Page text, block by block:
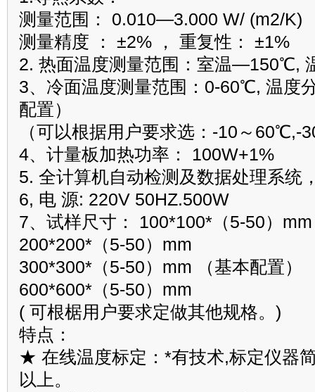
测量范围： 0.010—3.000 W/ (m2/K)
测量精度 ： ±2% ， 重复性： ±1%
2. 热面温度测量范围：室温—150℃,
3、冷面温度测量范围：0-60℃, 温度
配置）
（可以根据用户要求选：-10～60℃,-
4、计量板加热功率： 100W+1%
5. 全计算机自动检测及数据处理系统
6, 电 源: 220V 50HZ.500W
7、试样尺寸： 100*100*（5-50）mm
200*200*（5-50）mm
300*300*（5-50）mm （基本配置）
600*600*（5-50）mm
( 可根椐用户要求定做其他规格。)
特点：
★ 在线温度标定：*有技术,标定仪器
以上。